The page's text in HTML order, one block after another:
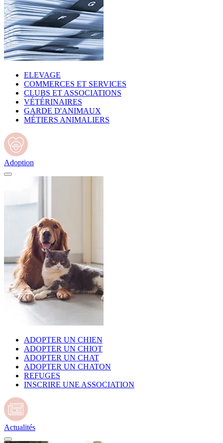
ELEVAGE
COMMERCES ET SERVICES
CLUBS ET ASSOCIATIONS
VÉTÉRINAIRES
GARDE D'ANIMAUX
MÉTIERS ANIMALIERS
Adoption
ADOPTER UN CHIEN
ADOPTER UN CHIOT
ADOPTER UN CHAT
ADOPTER UN CHATON
REFUGES
INSCRIRE UNE ASSOCIATION
Actualités